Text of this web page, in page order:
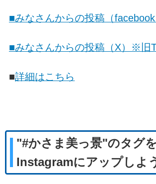
■みなさんからの投稿（facebook
■みなさんからの投稿（X）※旧
■詳細はこちら
"#かさま美っ景"のタグ
Instagramにアップしよ